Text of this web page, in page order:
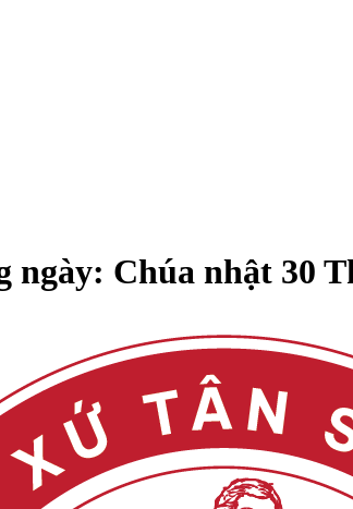
ngày: Chúa nhật 30